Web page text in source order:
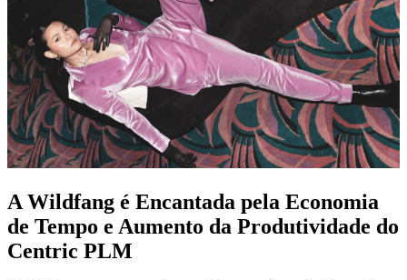
A Wildfang é Encantada pela Economia
de Tempo e Aumento da Produtividade do
Centric PLM